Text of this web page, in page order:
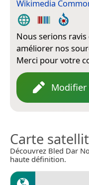
Wikimedia
Nous serions
améliorer nos
Merci pour votre
Modifier
Carte
Découvrez Bled Dar
haute définition.